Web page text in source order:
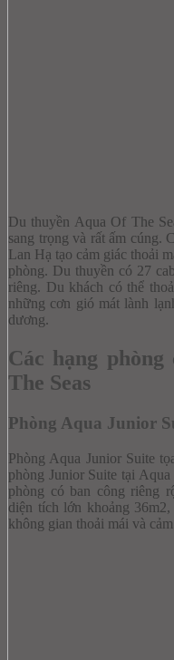
Du thuyền Aqua Of The
sang trọng và rất ấm cúng.
Lan Hạ tạo cảm giác thoải
phòng. Du thuyền có 27
riêng. Du khách có thể
những cơn gió mát lành
dương.
Các hạng
The Seas
Phòng Aqua Junior
Phòng Aqua Junior Suite
phòng Junior Suite tại
phòng có ban công riêng
diện tích lớn khoảng
không gian thoải mái và